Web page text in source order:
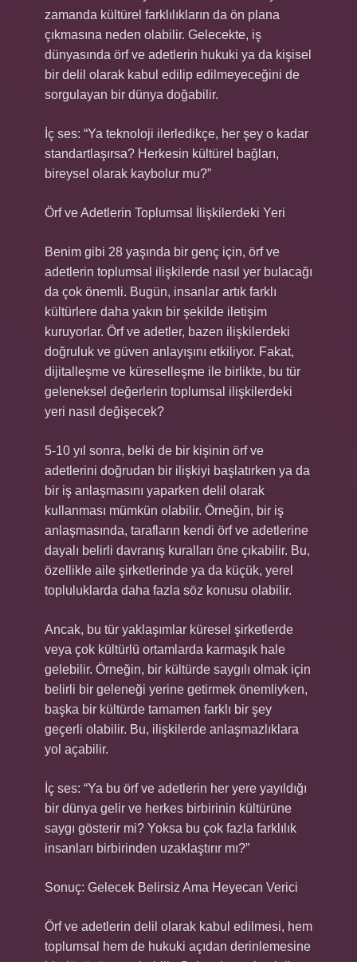
zamanda kültürel farklılıkların da ön plana
çıkmasına neden olabilir. Gelecekte, iş
dünyasında örf ve adetlerin hukuki ya da kişisel
bir delil olarak kabul edilip edilmeyeceğini de
sorgulayan bir dünya doğabilir.
İç ses: “Ya teknoloji ilerledikçe, her şey o kadar
standartlaşırsa? Herkesin kültürel bağları,
bireysel olarak kaybolur mu?”
Örf ve Adetlerin Toplumsal İlişkilerdeki Yeri
Benim gibi 28 yaşında bir genç için, örf ve
adetlerin toplumsal ilişkilerde nasıl yer bulacağı
da çok önemli. Bugün, insanlar artık farklı
kültürlere daha yakın bir şekilde iletişim
kuruyorlar. Örf ve adetler, bazen ilişkilerdeki
doğruluk ve güven anlayışını etkiliyor. Fakat,
dijitalleşme ve küreselleşme ile birlikte, bu tür
geleneksel değerlerin toplumsal ilişkilerdeki
yeri nasıl değişecek?
5-10 yıl sonra, belki de bir kişinin örf ve
adetlerini doğrudan bir ilişkiyi başlatırken ya da
bir iş anlaşmasını yaparken delil olarak
kullanması mümkün olabilir. Örneğin, bir iş
anlaşmasında, tarafların kendi örf ve adetlerine
dayalı belirli davranış kuralları öne çıkabilir. Bu,
özellikle aile şirketlerinde ya da küçük, yerel
topluluklarda daha fazla söz konusu olabilir.
Ancak, bu tür yaklaşımlar küresel şirketlerde
veya çok kültürlü ortamlarda karmaşık hale
gelebilir. Örneğin, bir kültürde saygılı olmak için
belirli bir geleneği yerine getirmek önemliyken,
başka bir kültürde tamamen farklı bir şey
geçerli olabilir. Bu, ilişkilerde anlaşmazlıklara
yol açabilir.
İç ses: “Ya bu örf ve adetlerin her yere yayıldığı
bir dünya gelir ve herkes birbirinin kültürüne
saygı gösterir mi? Yoksa bu çok fazla farklılık
insanları birbirinden uzaklaştırır mı?”
Sonuç: Gelecek Belirsiz Ama Heyecan Verici
Örf ve adetlerin delil olarak kabul edilmesi, hem
toplumsal hem de hukuki açıdan derinlemesine